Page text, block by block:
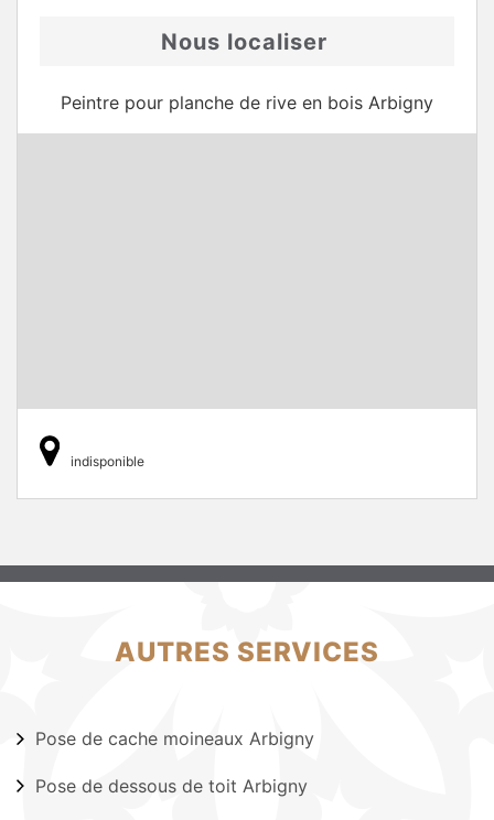
Nous localiser
Peintre pour planche de rive en bois Arbigny
indisponible
AUTRES SERVICES
Pose de cache moineaux Arbigny
Pose de dessous de toit Arbigny